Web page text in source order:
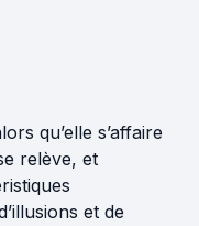
qu’elle s’affaire
relève, et
et de